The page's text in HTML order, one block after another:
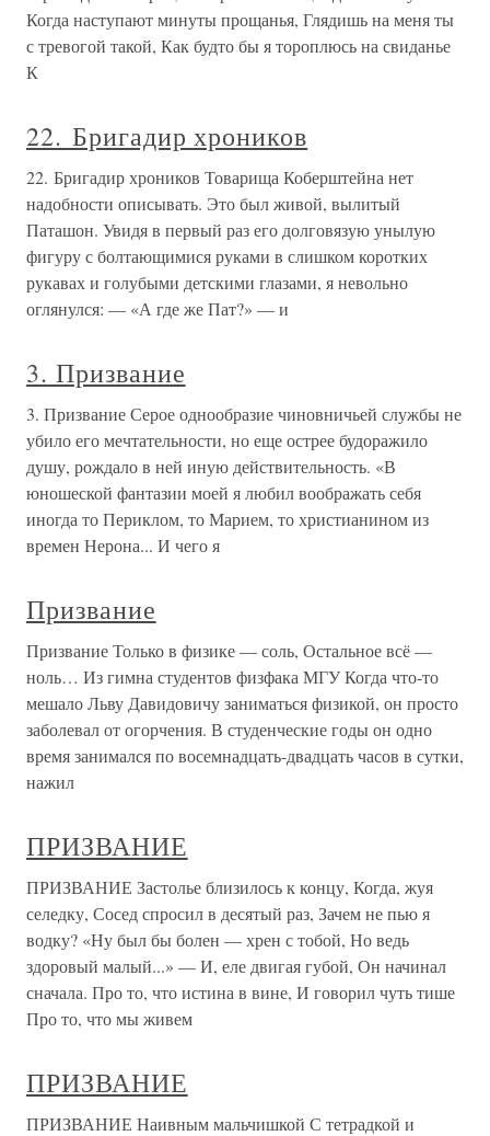
Когда наступают минуты прощанья, Глядишь на меня ты
с тревогой такой, Как будто бы я тороплюсь на свиданье
К
22. Бригадир хроников
22. Бригадир хроников Товарища Коберштейна нет
надобности описывать. Это был живой, вылитый
Паташон. Увидя в первый раз его долговязую унылую
фигуру с болтающимися руками в слишком коротких
рукавах и голубыми детскими глазами, я невольно
оглянулся: — «А где же Пат?» — и
3. Призвание
3. Призвание Серое однообразие чиновничьей службы не
убило его мечтательности, но еще острее будоражило
душу, рождало в ней иную действительность. «В
юношеской фантазии моей я любил воображать себя
иногда то Периклом, то Марием, то христианином из
времен Нерона... И чего я
Призвание
Призвание Только в физике — соль, Остальное всё —
ноль… Из гимна студентов физфака МГУ Когда что-то
мешало Льву Давидовичу заниматься физикой, он просто
заболевал от огорчения. В студенческие годы он одно
время занимался по восемнадцать-двадцать часов в сутки,
нажил
ПРИЗВАНИЕ
ПРИЗВАНИЕ Застолье близилось к концу, Когда, жуя
селедку, Сосед спросил в десятый раз, Зачем не пью я
водку? «Ну был бы болен — хрен с тобой, Но ведь
здоровый малый...» — И, еле двигая губой, Он начинал
сначала. Про то, что истина в вине, И говорил чуть тише
Про то, что мы живем
ПРИЗВАНИЕ
ПРИЗВАНИЕ Наивным мальчишкой С тетрадкой и